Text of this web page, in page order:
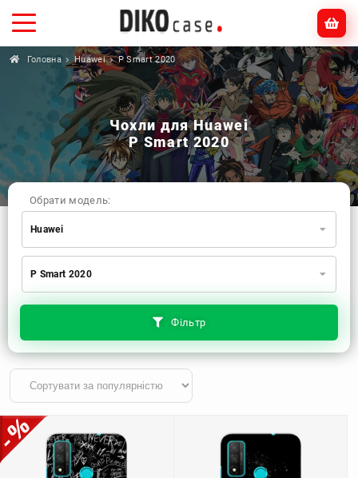
Головна Huawei P Smart 2020
Чохли для Huawei
P Smart 2020
Фільтр
Обрати модель:
Huawei
Xiaomi
Apple
Huawei
Realme
TECNO
ZTE
OnePlus
Motorola
P Smart 2020